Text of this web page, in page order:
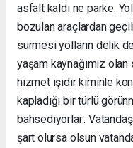
asfalt kaldı ne parke.
bozulan araçlardan
sürmesi yolların delik
yaşam kaynağımız
hizmet işidir kiminle
kapladığı bir türlü
bahsediyorlar..
şart olursa olsun